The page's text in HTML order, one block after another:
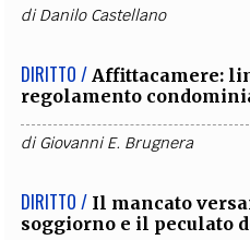
diDanilo Castellano
DIRITTO / Affittacamere:
regolamento
diGiovanni E. Brugnera
DIRITTO / Il mancato
soggiorno e il peculato